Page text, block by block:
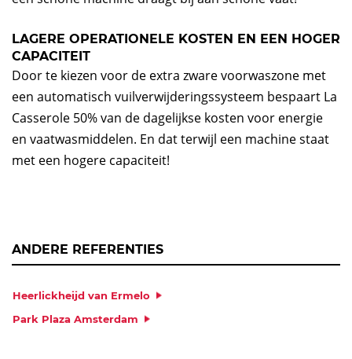
LAGERE OPERATIONELE KOSTEN EN EEN HOGER
CAPACITEIT
Door te kiezen voor de extra zware voorwaszone met
een automatisch vuilverwijderingssysteem bespaart La
Casserole 50% van de dagelijkse kosten voor energie
en vaatwasmiddelen. En dat terwijl een machine staat
met een hogere capaciteit!
ANDERE REFERENTIES
Heerlickheijd van Ermelo
Park Plaza Amsterdam